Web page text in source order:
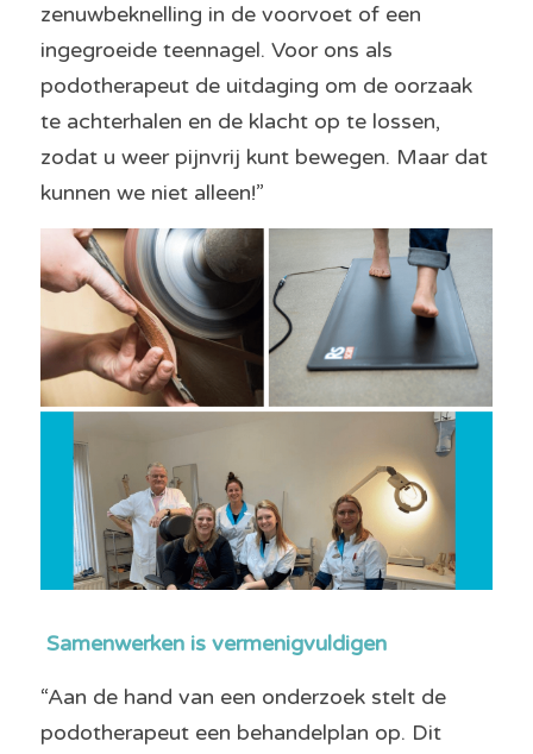
zenuwbeknelling in de voorvoet of een
ingegroeide teennagel. Voor ons als
podotherapeut de uitdaging om de oorzaak
te achterhalen en de klacht op te lossen,
zodat u weer pijnvrij kunt bewegen. Maar dat
kunnen we niet alleen!”
Samenwerken is vermenigvuldigen
“Aan de hand van een onderzoek stelt de
podotherapeut een behandelplan op. Dit